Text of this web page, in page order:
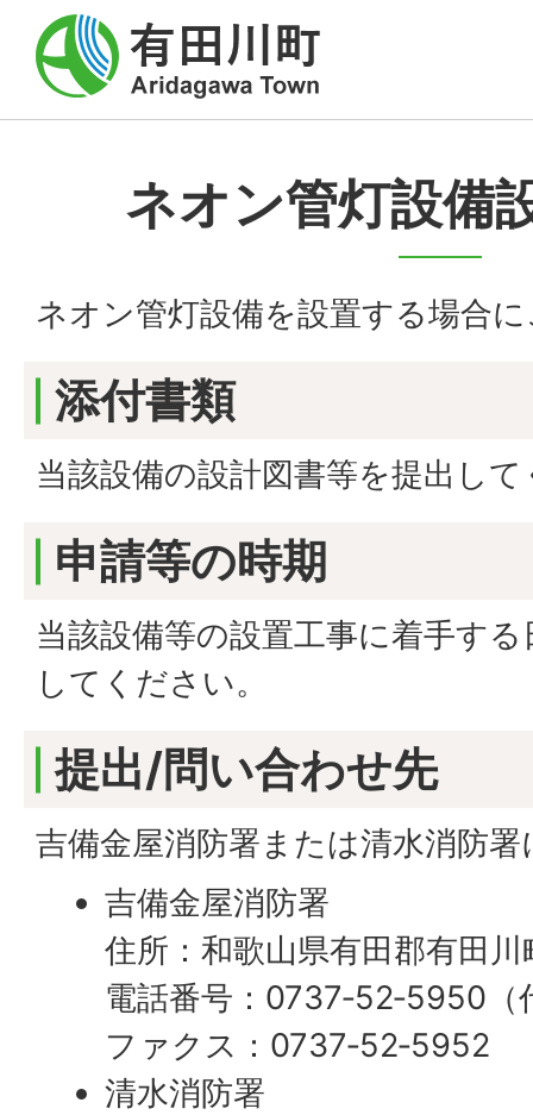
ネオン管灯設備
ネオン管灯設備を設置する場合
添付書類
当該設備の設計図書等を提出し
申請等の時期
当該設備等の設置工事に着手す
してください。
提出/問い合わせ先
吉備金屋消防署または清水消防
吉備金屋消防署
住所：和歌山県有田郡有田
電話番号：0737‐52‐5950（
ファクス：0737‐52‐5952
清水消防署